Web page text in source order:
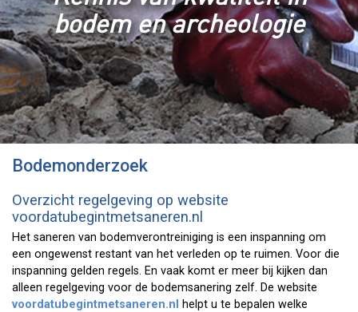
bodem en archeologie
Bodemonderzoek
Overzicht regelgeving op website
voordatubegintmetsaneren.nl
Het saneren van bodemverontreiniging is een inspanning om
een ongewenst restant van het verleden op te ruimen. Voor die
inspanning gelden regels. En vaak komt er meer bij kijken dan
alleen regelgeving voor de bodemsanering zelf. De website
voordatubegintmetsaneren.nl
helpt u te bepalen welke